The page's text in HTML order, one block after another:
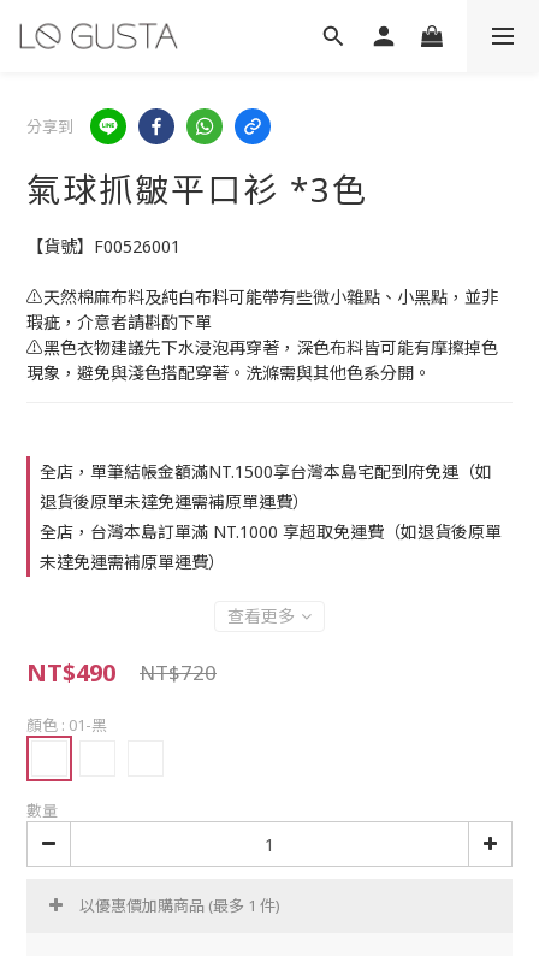
分享到
氣球抓皺平口衫 *3色
【貨號】F00526001
⚠️天然棉麻布料及純白布料可能帶有些微小雜點、小黑點，並非
瑕疵，介意者請斟酌下單
⚠️黑色衣物建議先下水浸泡再穿著，深色布料皆可能有摩擦掉色
現象，避免與淺色搭配穿著。洗滌需與其他色系分開。
全店，單筆結帳金額滿NT.1500享台灣本島宅配到府免運（如
退貨後原單未達免運需補原單運費）
全店，台灣本島訂單滿 NT.1000 享超取免運費（如退貨後原單
未達免運需補原單運費）
查看更多
NT$490 NT$720
顏色 : 01-黑
數量
以優惠價加購商品 (最多 1 件)